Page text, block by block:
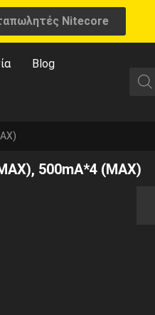
Nitecore
Blog
500mA*4 (MAX)